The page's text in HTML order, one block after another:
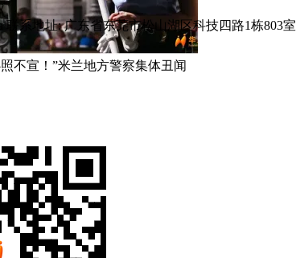
不宣！”米兰地方警察集体丑闻
联系地址: 广东省东莞市松山湖区科技四路1栋803室